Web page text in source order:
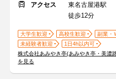
アクセス
東名古屋港駅
徒歩12分
大学生歓迎 高校生歓迎
副業・
未経験者歓迎
1日4h以内可
株式会社あみやき亭(あみやき亭・美濃
を見る